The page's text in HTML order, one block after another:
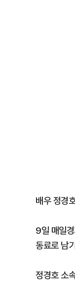
배우 정경
9일 매일
동료로 남
정경호 소